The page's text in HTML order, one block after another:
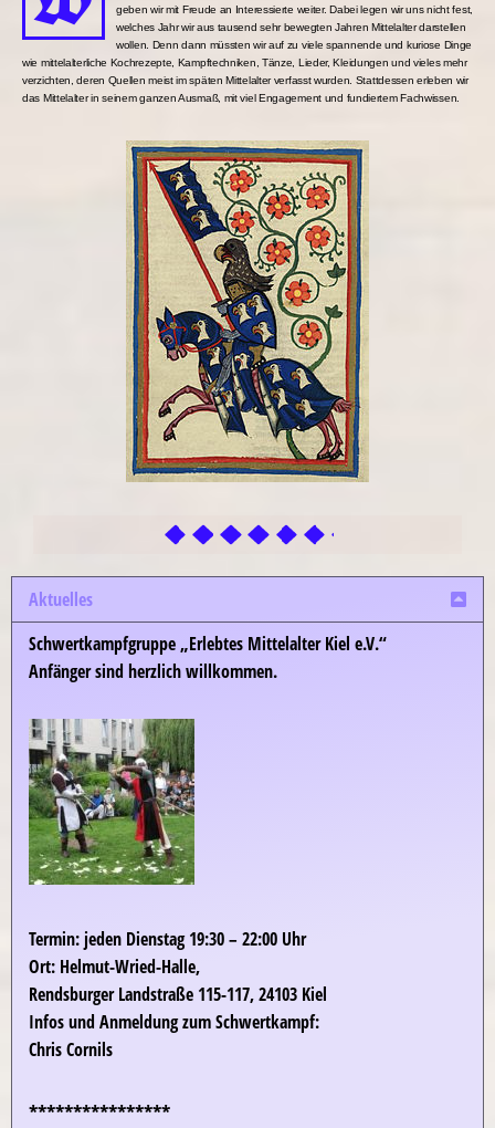
geben wir mit Freude an Interessierte weiter. Dabei legen wir uns nicht fest,
welches Jahr wir aus tausend sehr bewegten Jahren Mittelalter darstellen
wollen. Denn dann müssten wir auf zu viele spannende und kuriose Dinge
wie mittelalterliche Kochrezepte, Kampftechniken, Tänze, Lieder, Kleidungen und vieles mehr
verzichten, deren Quellen meist im späten Mittelalter verfasst wurden. Stattdessen erleben wir
das Mittelalter in seinem ganzen Ausmaß, mit viel Engagement und fundiertem Fachwissen.
Aktuelles
Schwertkampfgruppe „Erlebtes Mittelalter Kiel e.V.“
Anfänger sind herzlich willkommen.
Termin: jeden Dienstag 19:30 – 22:00 Uhr
Ort: Helmut-Wried-Halle,
Rendsburger Landstraße 115-117, 24103 Kiel
Infos und Anmeldung zum Schwertkampf:
Chris Cornils
****************